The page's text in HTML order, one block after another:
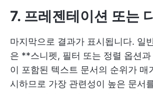
7. 프레젠테이션 또는
마지막으로 결과가 표시됩니다. 일
은 **스니펫, 필터 또는 정렬 옵션
이 포함된 텍스트 문서의 순위가 매
시하므로 가장 관련성이 높은 문서